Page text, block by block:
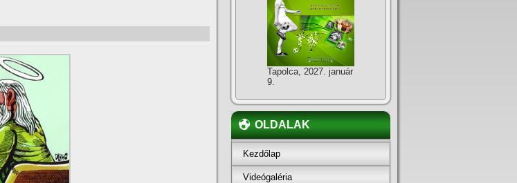
Tapolca, 2027. január
9.
OLDALAK
Kezdőlap
Videógaléria